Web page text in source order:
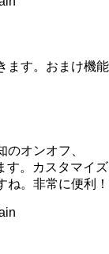
ます。おまけ機能
オンオフ、
す。カスタマイズ
ね。非常に便利！